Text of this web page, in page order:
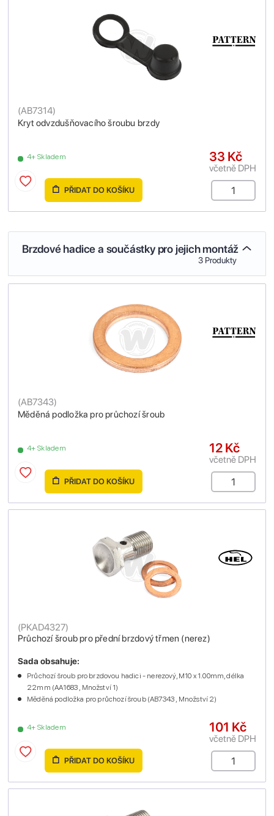
Kryt odvzdušňovacího šroubu brzdy
(AB7314)
4+ Skladem 33 Kč
včetně DPH
PŘIDAT DO KOŠÍKU
Brzdové hadice a součástky pro jejich montáž
3 Produkty
Měděná podložka pro průchozí šroub
(AB7343)
4+ Skladem 12 Kč
včetně DPH
PŘIDAT DO KOŠÍKU
Průchozí šroub pro přední brzdový třmen (nerez)
(PKAD4327)
4+ Skladem
Sada obsahuje:
Průchozí šroub pro brzdovou hadici - nerezový, M10 x 1.00mm, délka
22mm (AA1683 , Množství 1)
Měděná podložka pro průchozí šroub (AB7343 , Množství 2)
101 Kč
včetně DPH
PŘIDAT DO KOŠÍKU